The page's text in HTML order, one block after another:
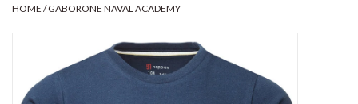
Meisjes
GRATIS VERZENDEN (vanaf EUR
HOME /GABORONE NAVAL ACADEMY